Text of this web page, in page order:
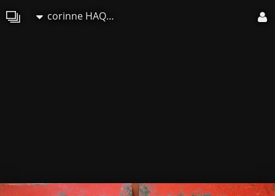
corinne HAQUIN